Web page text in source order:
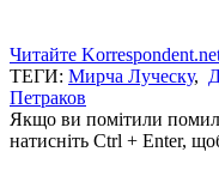
Читайте
ТЕГИ: Мирча Луческу,
Петраков
Якщо ви помітили
натисніть Ctrl + Enter,